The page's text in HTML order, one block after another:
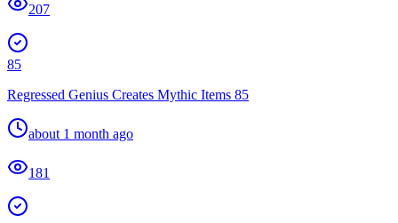
207
85
Regressed Genius Creates Mythic Items 85
about 1 month ago
181